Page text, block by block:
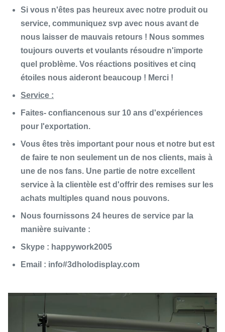
Si vous n'êtes pas heureux avec notre produit ou
service, communiquez svp avec nous avant de
nous laisser de mauvais retours ! Nous sommes
toujours ouverts et voulants résoudre n'importe
quel problème. Vos réactions positives et cinq
étoiles nous aideront beaucoup ! Merci !
Service :
Faites- confiancenous sur 10 ans d'expériences
pour l'exportation.
Vous êtes très important pour nous et notre but est
de faire te non seulement un de nos clients, mais à
une de nos fans. Une partie de notre excellent
service à la clientèle est d'offrir des remises sur les
achats multiples quand nous pouvons.
Nous fournissons 24 heures de service par la
manière suivante :
Skype : happywork2005
Email : info#3dholodisplay.com